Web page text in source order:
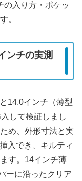
の入り方・ポケッ
。
ンチの実測
14.0インチ（薄型
して検証しまし
め、外形寸法と実
入でき、キルティ
す。14インチ薄
ーに沿ったクリア